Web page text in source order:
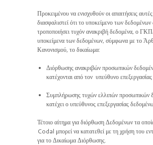
Προκειμένου να ενισχυθούν οι απαιτήσεις
διασφαλιστεί ότι το υποκείμενο των δεδομένων
τροποποιήσει τυχόν ανακριβή δεδομένα, ο
υποκείμενα των δεδομένων, σύμφωνα με το
Κανονισμού, το δικαίωμα:
Διόρθωσης ανακριβών προσωπικών
κατέχονται από τον υπεύθυνο
Συμπλήρωσης τυχών ελλιπών προσωπικών
κατέχει ο υπεύθυνος επεξεργασίας
Τέτοιο αίτημα για διόρθωση Δεδομένων τα
Codal μπορεί να κατατεθεί με τη χρήση του
για το Δικαίωμα Διόρθωσης.